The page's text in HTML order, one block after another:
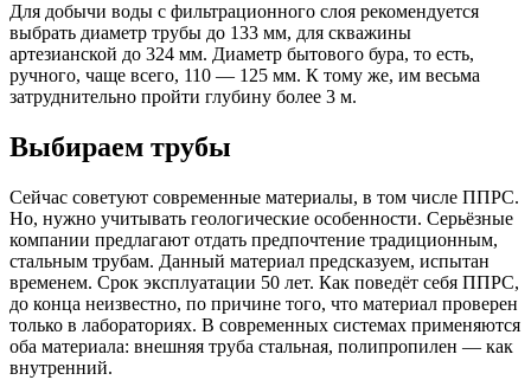
Для добычи воды с фильтрационного слоя рекомендуется
выбрать диаметр трубы до 133 мм, для скважины
артезианской до 324 мм. Диаметр бытового бура, то есть,
ручного, чаще всего, 110 — 125 мм. К тому же, им весьма
затруднительно пройти глубину более 3 м.
Выбираем трубы
Сейчас советуют современные материалы, в том числе ППРС.
Но, нужно учитывать геологические особенности. Серьёзные
компании предлагают отдать предпочтение традиционным,
стальным трубам. Данный материал предсказуем, испытан
временем. Срок эксплуатации 50 лет. Как поведёт себя ППРС,
до конца неизвестно, по причине того, что материал проверен
только в лабораториях. В современных системах применяются
оба материала: внешняя труба стальная, полипропилен — как
внутренний.